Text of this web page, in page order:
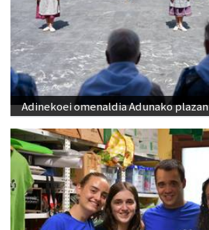
Adinekoei omenaldia Adunako plazan